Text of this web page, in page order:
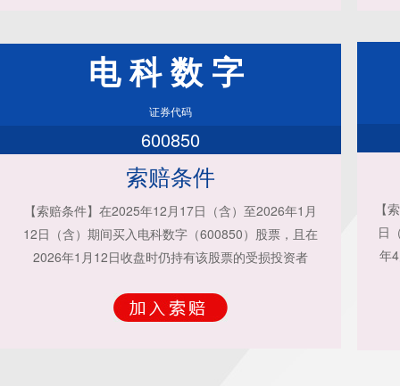
电科数字
证券代码
600850
索赔条件
【索赔条件】在2025年12月17日（含）至2026年1月
12日（含）期间买入电科数字（600850）股票，且在
2026年1月12日收盘时仍持有该股票的受损投资者
【
日
年